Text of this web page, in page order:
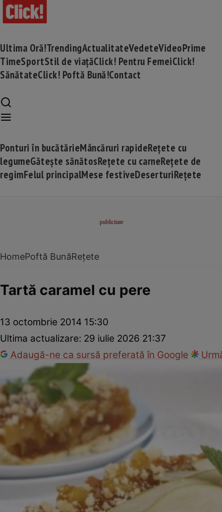
Ultima Oră!TrendingActualitateVedeteVideoPrime
TimeSportStil de viațăClick! Pentru FemeiClick!
SănătateClick! Poftă Bună!Contact
Ponturi în bucătărieMâncăruri rapideRețete cu
legumeGătește sănătosRețete cu carneRețete de
regimFelul principalMese festiveDeserturiRețete
HomePoftă BunăRețete
Tartă caramel cu pere
13 octombrie 2014 15:30
Ultima actualizare: 29 iulie 2026 21:37
Adaugă-ne ca sursă preferată în Google